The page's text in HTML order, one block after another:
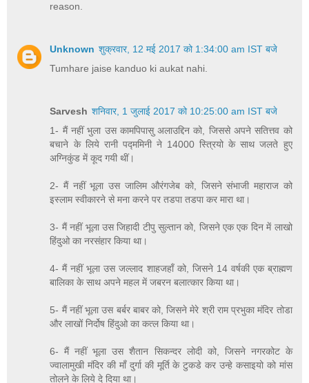
reason.
Unknown शुक्रवार, 12 मई 2017 को 1:34:00 am IST बजे
Tumhare jaise kanduo ki aukat nahi.
Sarvesh शनिवार, 1 जुलाई 2017 को 10:25:00 am IST बजे
1- मैं नहीं भुला उस कामपिपासु अलाउद्दिन को, जिससे अपने सतित्तव को
बचाने के लिये रानी पद्ममिनी ने 14000 स्त्रियो के साथ जलते हुए
अग्निकुंड में कूद गयी थीं।
2- मैं नहीं भूला उस जालिम औरंगजेब को, जिसने संभाजी महाराज को
इस्लाम स्वीकारने से मना करने पर तडपा तडपा कर मारा था।
3- मैं नहीं भूला उस जिहादी टीपु सुल्तान को, जिसने एक एक दिन में लाखो
हिंदुओ का नरसंहार किया था।
4- मैं नहीं भूला उस जल्लाद शाहजहाँ को, जिसने 14 वर्षकी एक ब्राह्मण
बालिका के साथ अपने महल में जबरन बलात्कार किया था।
5- मैं नहीं भूला उस बर्बर बाबर को, जिसने मेरे श्री राम प्रभुका मंदिर तोडा
और लाखों निर्दोष हिंदुओ का कत्ल किया था।
6- मैं नहीं भूला उस शैतान सिकन्दर लोदी को, जिसने नगरकोट के
ज्वालामुखी मंदिर की माँ दुर्गा की मूर्ति के टुकडे कर उन्हे कसाइयो को मांस
तोलने के लिये दे दिया था।